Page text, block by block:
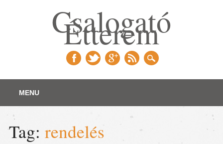
Csalogató
Étterem
Main menu
content
MENU
Tag: rendelés